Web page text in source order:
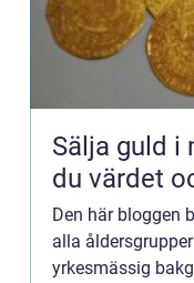
Sälja guld i malmö
du värdet
Den här bloggen
alla
yrkesmässig